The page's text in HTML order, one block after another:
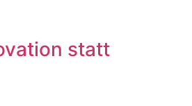
statt